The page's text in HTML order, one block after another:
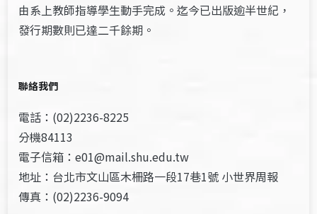
由系上教師指導學生動手完成。迄今已出版逾半世紀，
發行期數則已達二千餘期。
聯絡我們
電話：(02)2236-8225
分機84113
電子信箱：e01@mail.shu.edu.tw
地址：台北市文山區木柵路一段17巷1號 小世界周報
傳真：(02)2236-9094